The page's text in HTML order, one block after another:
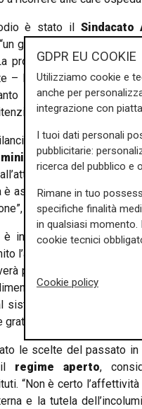
è stato il Sindacato
grave episodio di
professionalità degli
– ha dichiarato Vincenzo
alta sia la tensione
sono ormai
la richiesta di
dipendenza
è assolutamente
ha aggiunto il
è intervenuto anche il
l’aggressione “un
presso il Dipartimento
concreti: “Servono
sistema penitenziario. La
le scelte del passato in
regime aperto,
“Non è certo
e la tutela
GDPR EU COOKIE
Utilizziamo cookie e
anche per
integrazione con
I tuoi dati personali
pubblicitarie:
ricerca del pubblico e
Rimane in tuo
specifiche finalità
in qualsiasi
cookie tecnici
Cookie policy